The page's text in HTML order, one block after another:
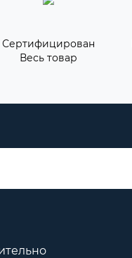
Сертифицирован
Весь товар